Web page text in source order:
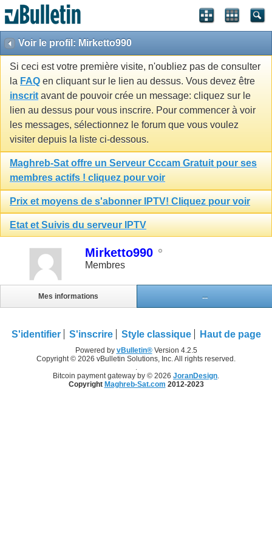
Voir le profil: Mirketto990
Si ceci est votre première visite, n'oubliez pas de consulter
la FAQ en cliquant sur le lien au dessus. Vous devez être
inscrit avant de pouvoir crée un message: cliquez sur le
lien au dessus pour vous inscrire. Pour commencer à voir
les messages, sélectionnez le forum que vous voulez
visiter depuis la liste ci-dessous.
Maghreb-Sat offre un Serveur Cccam Gratuit pour ses
membres actifs ! cliquez pour voir
Prix et moyens de s'abonner IPTV! Cliquez pour voir
Etat et Suivis du serveur IPTV
Mirketto990
Membres
Mes informations ...
S'identifier S'inscrire Style classique Haut de page
Powered by vBulletin®Version 4.2.5
Copyright © 2026 vBulletin Solutions, Inc. All rights reserved.
Bitcoin payment gateway by © 2026 JoranDesign
Copyright Maghreb-Sat.com 2012-2023